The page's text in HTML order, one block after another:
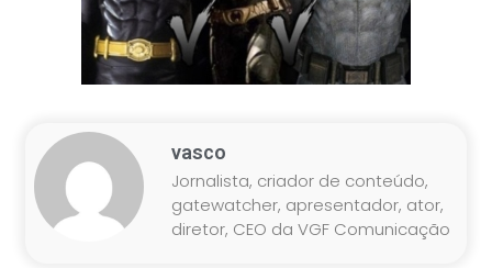
vasco
Jornalista, criador de conteúdo,
gatewatcher, apresentador, ator,
diretor, CEO da VGF Comunicação